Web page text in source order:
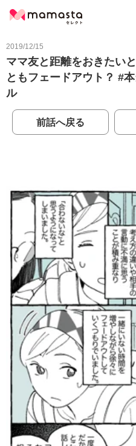
2019/12/15
ママ友と距離をおきたい
ともフェードアウト？ #
ル
前話へ戻る